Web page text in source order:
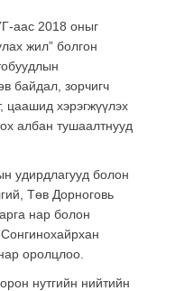
аас 2018 оныг
жил” болгон
байдал, зорчигч
цаашид хэрэгжүүлэх
албан тушаалтнууд
удирдлагууд болон
Төв Дорноговь
нар болон
оролцлоо.
нутгийн нийтийн